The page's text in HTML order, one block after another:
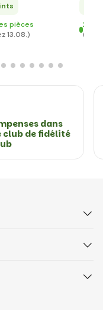
pièces
13.08.)
2
dans
club de fidélité